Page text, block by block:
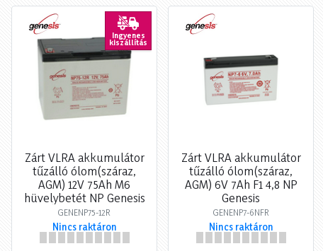
Ingyenes
kiszállítás
Zárt VLRA akkumulátor
tűzálló ólom(száraz,
AGM) 12V 75Ah M6
hüvelybetét NP Genesis
GENENP75-12R
Nincs raktáron
Zárt VLRA akkumulátor
tűzálló ólom(száraz,
AGM) 6V 7Ah F1 4,8 NP
Genesis
GENENP7-6NFR
Nincs raktáron